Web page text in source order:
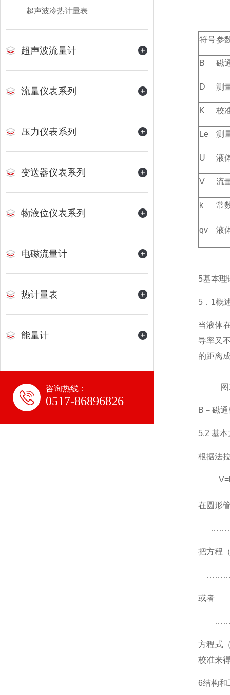
超声波冷热计量表
超声波流量计
流量仪表系列
压力仪表系列
变送器仪表系列
物液位仪表系列
电磁流量计
热计量表
能量计
咨询热线：
0517-86896826
符号参
B 磁
D 测
K 校
Le 测
U 液
V 流
k 常
qv 液
5基本理
5．1概
当液体
导率又
的距离
图1
B－磁
5.2 基本
根据法
在圆形
把方程
或者
方程式
校准来
6结构和